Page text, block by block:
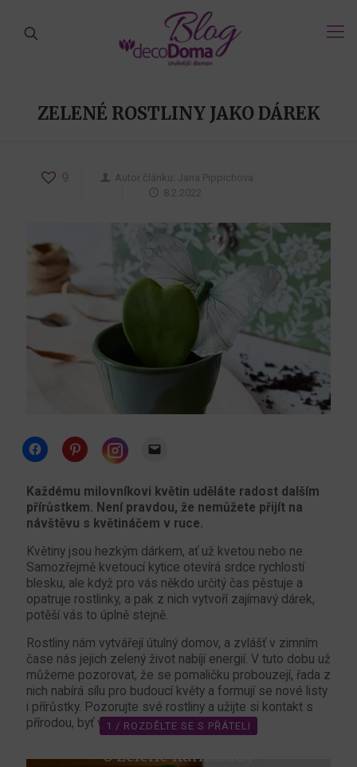
ZELENÉ ROSTLINY JAKO DÁREK
9 Autor článku: Jana Pippichova
8.2.2022
Click
to
Facebook
(Opens
in
new
window)
Click
to
Pinterest
(Opens
in
new
window)
share
on
Instagram
(Opens
in
new
window)
link
to
a
friend
(Opens
new
window)
Každému milovníkovi květin uděláte radost dalším
přírůstkem. Není pravdou, že nemůžete přijít na
návštěvu s květináčem v ruce.
Květiny jsou hezkým dárkem, ať už kvetou nebo ne.
Samozřejmě kvetoucí kytice otevírá srdce rychlostí
blesku, ale když pro vás někdo určitý čas pěstuje a
opatruje rostlinky, a pak z nich vytvoří zajímavý dárek,
potěší vás to úplně stejně.
Rostliny nám vytvářejí útulný domov, a zvlášť v zimním
čase nás jejich zelený život nabíjí energií. V tuto dobu už
můžeme pozorovat, že se pomaličku probouzejí, řada z
nich nabírá sílu pro budoucí květy a formují se nové listy
i přírůstky. Pozorujte své rostliny a užijte si kontakt s
přírodou, byť v tak malém měřítku.
1 / ROZDĚLTE SE S PŘÁTELI
o zelené kamarády